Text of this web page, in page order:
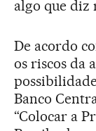
algo que diz
De acordo
os riscos da
Banco
“Colocar a